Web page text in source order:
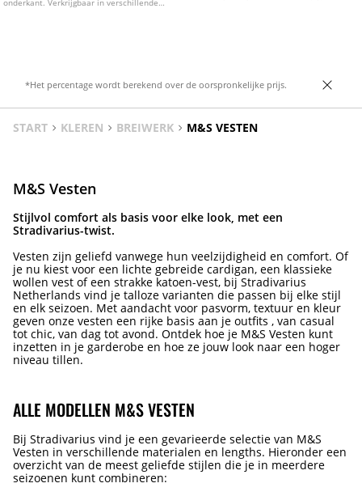
onderkant. Verkrijgbaar in verschillende
*Het percentage wordt berekend over de oorspronkelijke prijs.
START KLEREN BREIWERK M&S VESTEN
M&S Vesten
Stijlvol comfort als basis voor elke look, met een
Stradivarius-twist.
Vesten zijn geliefd vanwege hun veelzijdigheid en comfort. Of
je nu kiest voor een lichte gebreide cardigan, een klassieke
wollen vest of een strakke katoen-vest, bij Stradivarius
Netherlands vind je talloze varianten die passen bij elke stijl
en elk seizoen. Met aandacht voor pasvorm, textuur en kleur
geven onze vesten een rijke basis aan je outfits , van casual
tot chic, van dag tot avond. Ontdek hoe je M&S Vesten kunt
inzetten in je garderobe en hoe ze jouw look naar een hoger
niveau tillen.
ALLE MODELLEN M&S VESTEN
Bij Stradivarius vind je een gevarieerde selectie van M&S
Vesten in verschillende materialen en lengths. Hieronder een
overzicht van de meest geliefde stijlen die je in meerdere
seizoenen kunt combineren: